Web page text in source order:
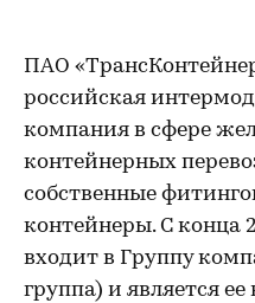
ПАО
российская
компания в сфере
контейнерных
собственные
контейнеры. С конца
входит в Группу
группа) и является